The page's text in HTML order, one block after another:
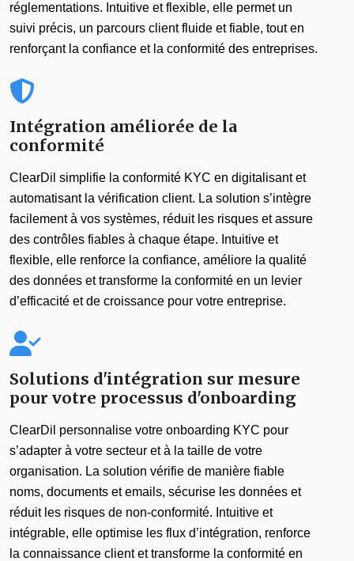
réglementations. Intuitive et flexible, elle permet un
suivi précis, un parcours client fluide et fiable, tout en
renforçant la confiance et la conformité des entreprises.
Intégration améliorée de la
conformité
ClearDil simplifie la conformité KYC en digitalisant et
automatisant la vérification client. La solution s’intègre
facilement à vos systèmes, réduit les risques et assure
des contrôles fiables à chaque étape. Intuitive et
flexible, elle renforce la confiance, améliore la qualité
des données et transforme la conformité en un levier
d’efficacité et de croissance pour votre entreprise.
Solutions d'intégration sur mesure
pour votre processus d'onboarding
ClearDil personnalise votre onboarding KYC pour
s’adapter à votre secteur et à la taille de votre
organisation. La solution vérifie de manière fiable
noms, documents et emails, sécurise les données et
réduit les risques de non-conformité. Intuitive et
intégrable, elle optimise les flux d’intégration, renforce
la connaissance client et transforme la conformité en